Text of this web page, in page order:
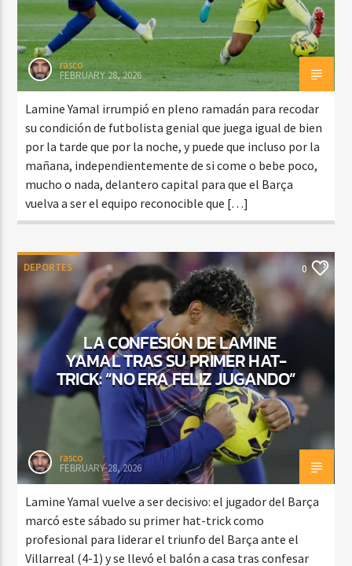
rasco
FEBRUARY 28, 2026
Lamine Yamal irrumpió en pleno ramadán para recodar
su condición de futbolista genial que juega igual de bien
por la tarde que por la noche, y puede que incluso por la
mañana, independientemente de si come o bebe poco,
mucho o nada, delantero capital para que el Barça
vuelva a ser el equipo reconocible que […]
DEPORTES 0
LA CONFESIÓN DE LAMINE
YAMAL TRAS SU PRIMER HAT-
TRICK: “NO ERA FELIZ JUGANDO”
rasco
FEBRUARY 28, 2026
Lamine Yamal vuelve a ser decisivo: el jugador del Barça
marcó este sábado su primer hat-trick como
profesional para liderar el triunfo del Barça ante el
Villarreal (4-1) y se llevó el balón a casa tras confesar